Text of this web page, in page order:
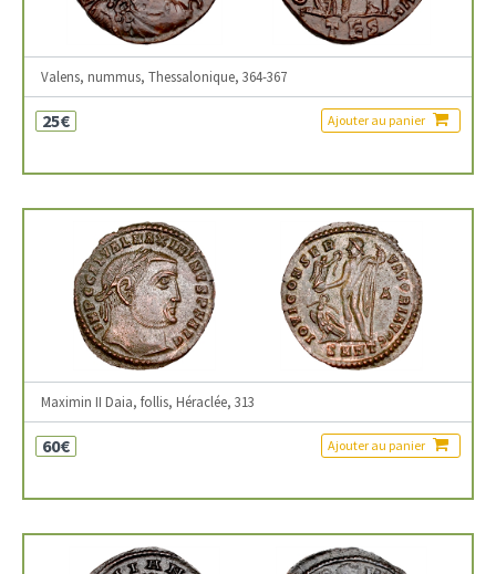
Valens, nummus, Thessalonique, 364-367
25€ Ajouter au panier
Maximin II Daia, follis, Héraclée, 313
60€ Ajouter au panier